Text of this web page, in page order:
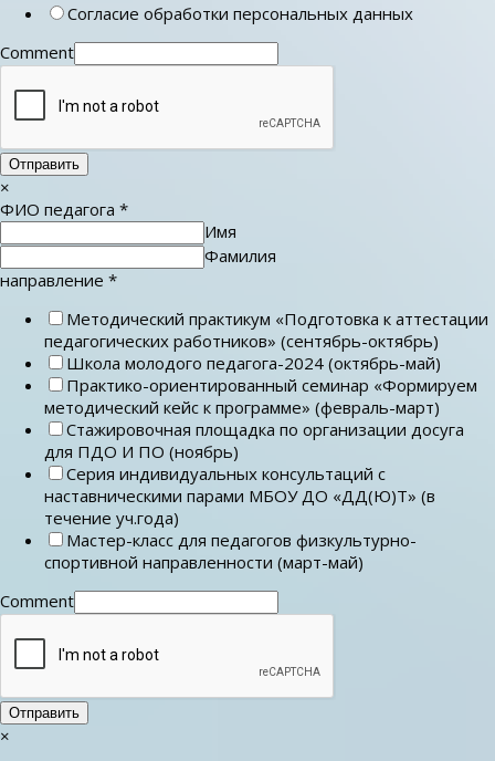
Согласие обработки персональных данных
Comment
Отправить
×
ФИО педагога *
Имя
Фамилия
направление *
Методический практикум «Подготовка к аттестации
педагогических работников» (сентябрь-октябрь)
Школа молодого педагога-2024 (октябрь-май)
Практико-ориентированный семинар «Формируем
методический кейс к программе» (февраль-март)
Стажировочная площадка по организации досуга
для ПДО И ПО (ноябрь)
Серия индивидуальных консультаций с
наставническими парами МБОУ ДО «ДД(Ю)Т» (в
течение уч.года)
Мастер-класс для педагогов физкультурно-
спортивной направленности (март-май)
Comment
Отправить
×